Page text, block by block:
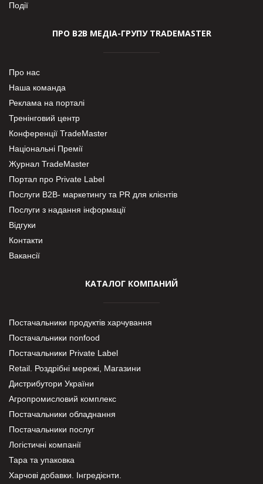
Події
ПРО В2В МЕДІА-ГРУПУ TRADEMASTER
Про нас
Наша команда
Реклама на порталі
Тренінговий центр
Конференції TradeMaster
Національні Премії
Журнал TradeMaster
Портал про Private Label
Послуги В2В- маркетингу та PR для клієнтів
Послуги з надання інформації
Відгуки
Контакти
Вакансії
КАТАЛОГ КОМПАНИЙ
Постачальники продуктів харчування
Постачальники nonfood
Постачальники Private Label
Retail. Роздрібні мережі, Магазини
Дистрибутори України
Агропромисловий комплекс
Постачальники обладнання
Постачальники послуг
Логістичні компанії
Тара та упаковка
Харчові добавки. Інгредієнти.